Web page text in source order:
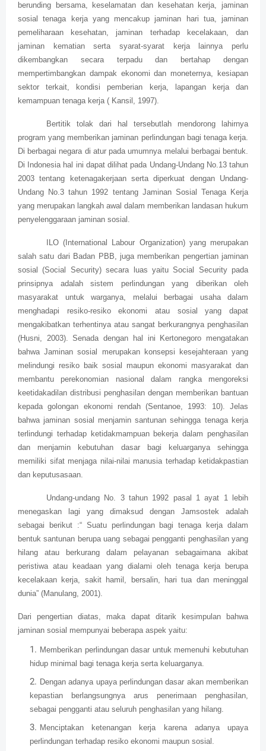
berunding bersama, keselamatan dan kesehatan kerja, jaminan
sosial tenaga kerja yang mencakup jaminan hari tua, jaminan
pemeliharaan kesehatan, jaminan terhadap kecelakaan, dan
jaminan kematian serta syarat-syarat kerja lainnya perlu
dikembangkan secara terpadu dan bertahap dengan
mempertimbangkan dampak ekonomi dan moneternya, kesiapan
sektor terkait, kondisi pemberian kerja, lapangan kerja dan
kemampuan tenaga kerja ( Kansil, 1997).
Bertitik tolak dari hal tersebutlah mendorong lahirnya
program yang memberikan jaminan perlindungan bagi tenaga kerja.
Di berbagai negara di atur pada umumnya melalui berbagai bentuk.
Di Indonesia hal ini dapat dilihat pada Undang-Undang No.13 tahun
2003 tentang ketenagakerjaan serta diperkuat dengan Undang-
Undang No.3 tahun 1992 tentang Jaminan Sosial Tenaga Kerja
yang merupakan langkah awal dalam memberikan landasan hukum
penyelenggaraan jaminan sosial.
ILO (International Labour Organization) yang merupakan
salah satu dari Badan PBB, juga memberikan pengertian jaminan
sosial (Social Security) secara luas yaitu Social Security pada
prinsipnya adalah sistem perlindungan yang diberikan oleh
masyarakat untuk warganya, melalui berbagai usaha dalam
menghadapi resiko-resiko ekonomi atau sosial yang dapat
mengakibatkan terhentinya atau sangat berkurangnya penghasilan
(Husni, 2003). Senada dengan hal ini Kertonegoro mengatakan
bahwa Jaminan sosial merupakan konsepsi kesejahteraan yang
melindungi resiko baik sosial maupun ekonomi masyarakat dan
membantu perekonomian nasional dalam rangka mengoreksi
keetidakadilan distribusi penghasilan dengan memberikan bantuan
kepada golongan ekonomi rendah (Sentanoe, 1993: 10). Jelas
bahwa jaminan sosial menjamin santunan sehingga tenaga kerja
terlindungi terhadap ketidakmampuan bekerja dalam penghasilan
dan menjamin kebutuhan dasar bagi keluarganya sehingga
memiliki sifat menjaga nilai-nilai manusia terhadap ketidakpastian
dan keputusasaan.
Undang-undang No. 3 tahun 1992 pasal 1 ayat 1 lebih
menegaskan lagi yang dimaksud dengan Jamsostek adalah
sebagai berikut :“ Suatu perlindungan bagi tenaga kerja dalam
bentuk santunan berupa uang sebagai pengganti penghasilan yang
hilang atau berkurang dalam pelayanan sebagaimana akibat
peristiwa atau keadaan yang dialami oleh tenaga kerja berupa
kecelakaan kerja, sakit hamil, bersalin, hari tua dan meninggal
dunia” (Manulang, 2001).
Dari pengertian diatas, maka dapat ditarik kesimpulan bahwa
jaminan sosial mempunyai beberapa aspek yaitu:
Memberikan perlindungan dasar untuk memenuhi kebutuhan
hidup minimal bagi tenaga kerja serta keluarganya.
Dengan adanya upaya perlindungan dasar akan memberikan
kepastian berlangsungnya arus penerimaan penghasilan,
sebagai pengganti atau seluruh penghasilan yang hilang.
Menciptakan ketenangan kerja karena adanya upaya
perlindungan terhadap resiko ekonomi maupun sosial.